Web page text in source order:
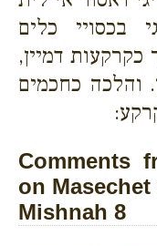
בכסויי כלים
דמיין,
והלכה כחכמים
Comments
on
Mishnah 8